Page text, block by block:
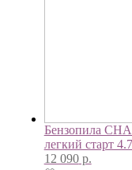
Бензопила
легкий старт
12 090р.